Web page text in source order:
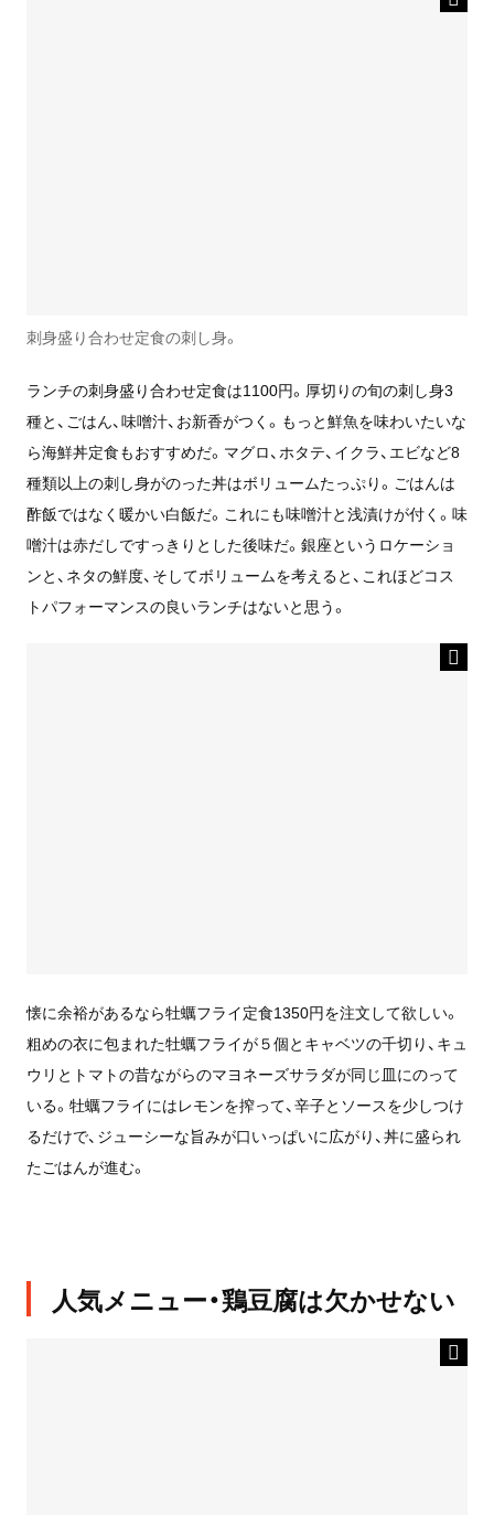
刺身盛り合わせ定食の刺し身。
ランチの刺身盛り合わせ定食は1100円。厚切りの旬の刺し身3
種と、ごはん、味噌汁、お新香がつく。もっと鮮魚を味わいたいな
ら海鮮丼定食もおすすめだ。マグロ、ホタテ、イクラ、エビなど8
種類以上の刺し身がのった丼はボリュームたっぷり。ごはんは
酢飯ではなく暖かい白飯だ。これにも味噌汁と浅漬けが付く。味
噌汁は赤だしですっきりとした後味だ。銀座というロケーショ
ンと、ネタの鮮度、そしてボリュームを考えると、これほどコス
トパフォーマンスの良いランチはないと思う。
懐に余裕があるなら牡蠣フライ定食1350円を注文して欲しい。
粗めの衣に包まれた牡蠣フライが５個とキャベツの千切り、キュ
ウリとトマトの昔ながらのマヨネーズサラダが同じ皿にのって
いる。牡蠣フライにはレモンを搾って、辛子とソースを少しつけ
るだけで、ジューシーな旨みが口いっぱいに広がり、丼に盛られ
たごはんが進む。
人気メニュー・鶏豆腐は欠かせない